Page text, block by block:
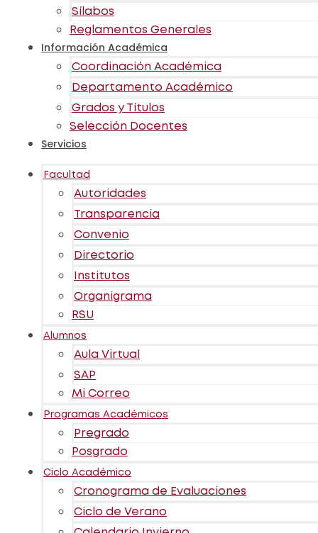
Sílabos
Reglamentos Generales
Información Académica
Coordinación Académica
Departamento Académico
Grados y Títulos
Selección Docentes
Servicios
Facultad
Autoridades
Transparencia
Convenio
Directorio
Institutos
Organigrama
RSU
Alumnos
Aula Virtual
SAP
Mi Correo
Programas Académicos
Pregrado
Posgrado
Ciclo Académico
Cronograma de Evaluaciones
Ciclo de Verano